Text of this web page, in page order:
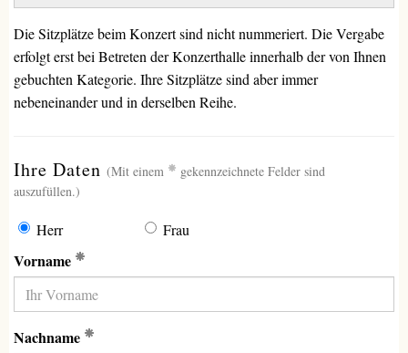
Die Sitzplätze beim Konzert sind nicht nummeriert. Die Vergabe
erfolgt erst bei Betreten der Konzerthalle innerhalb der von Ihnen
gebuchten Kategorie. Ihre Sitzplätze sind aber immer
nebeneinander und in derselben Reihe.
Ihre Daten (Mit einem (erforderlich)
gekennzeichnete Felder sind
auszufüllen.)
Herr Frau
Vorname
Nachname